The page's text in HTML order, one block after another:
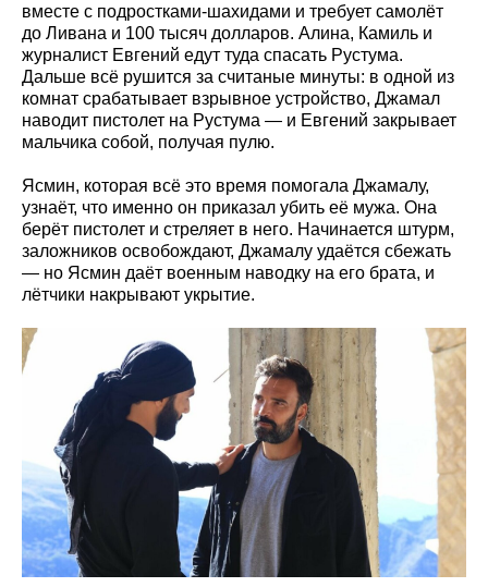
вместе с подростками-шахидами и требует самолёт
до Ливана и 100 тысяч долларов. Алина, Камиль и
журналист Евгений едут туда спасать Рустума.
Дальше всё рушится за считаные минуты: в одной из
комнат срабатывает взрывное устройство, Джамал
наводит пистолет на Рустума — и Евгений закрывает
мальчика собой, получая пулю.
Ясмин, которая всё это время помогала Джамалу,
узнаёт, что именно он приказал убить её мужа. Она
берёт пистолет и стреляет в него. Начинается штурм,
заложников освобождают, Джамалу удаётся сбежать
— но Ясмин даёт военным наводку на его брата, и
лётчики накрывают укрытие.